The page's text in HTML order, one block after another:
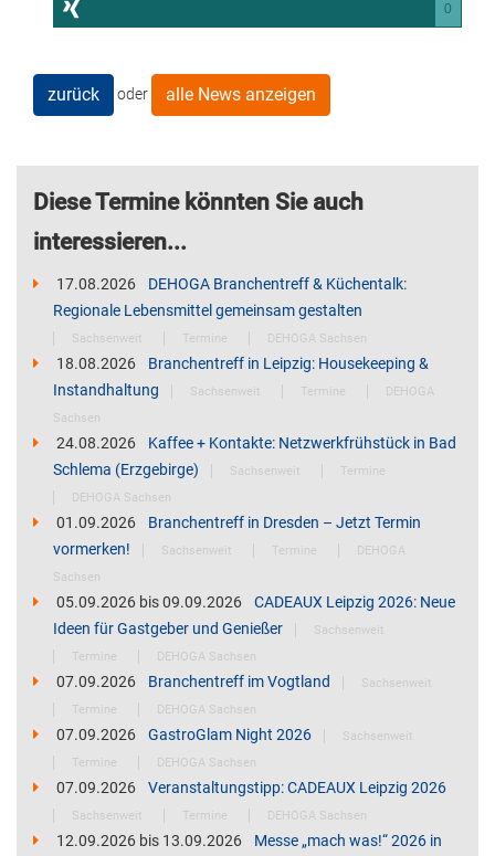
0
zurück oder alle News anzeigen
Diese Termine könnten Sie auch
interessieren...
17.08.2026
DEHOGA Branchentreff & Küchentalk:
Regionale Lebensmittel gemeinsam gestalten
Sachsenweit Termine DEHOGA Sachsen
18.08.2026
Branchentreff in Leipzig: Housekeeping &
Instandhaltung
Sachsenweit Termine
DEHOGA
Sachsen
24.08.2026
Kaffee + Kontakte: Netzwerkfrühstück in Bad
Schlema (Erzgebirge)
Sachsenweit
Termine
DEHOGA Sachsen
01.09.2026
Branchentreff in Dresden – Jetzt Termin
vormerken!
Sachsenweit Termine
DEHOGA
Sachsen
05.09.2026 bis09.09.2026
CADEAUX Leipzig 2026: Neue
Ideen für Gastgeber und Genießer
Sachsenweit
Termine
DEHOGA Sachsen
07.09.2026 Branchentreff im Vogtland
Sachsenweit
Termine
DEHOGA Sachsen
07.09.2026 GastroGlam Night 2026
Sachsenweit
Termine
DEHOGA Sachsen
07.09.2026 Veranstaltungstipp: CADEAUX Leipzig 2026
Sachsenweit Termine DEHOGA Sachsen
12.09.2026 bis 13.09.2026 Messe „mach was!“ 2026 in